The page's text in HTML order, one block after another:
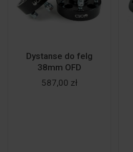
Dystanse do felg
38mm OFD
587,00 zł